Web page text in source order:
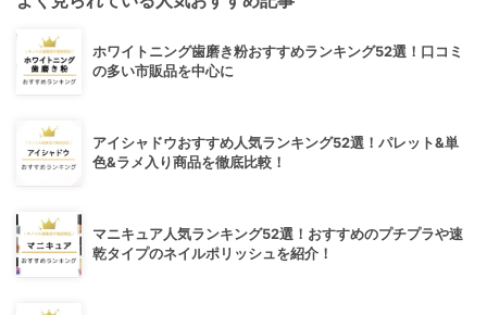
ホワイトニング歯磨き粉おすすめランキング52選！口コミ
の多い市販品を中心に
アイシャドウおすすめ人気ランキング52選！パレット&単
色&ラメ入り商品を徹底比較！
マニキュア人気ランキング52選！おすすめのプチプラや速
乾タイプのネイルポリッシュを紹介！